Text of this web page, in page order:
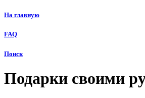
На главную
FAQ
Поиск
Подарки своими